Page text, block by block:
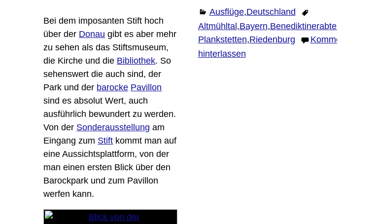
Bei dem imposanten Stift hoch
über der Donau gibt es aber mehr
zu sehen als das Stiftsmuseum,
die Kirche und die Bibliothek. So
sehenswert die auch sind, der
Park und der barocke Pavillon
sind es absolut Wert, auch
ausführlich bewundert zu werden.
Von der Sonderausstellung am
Eingang zum Stift kommt man auf
eine Aussichtsplattform, von der
man einen ersten Blick über den
Barockpark und zum Pavillon
werfen kann.
Ausflüge,Deutschland
Altmühltal,Bayern,Benediktinerabtei
Plankstetten,Riedenburg
Kommentar
hinterlassen